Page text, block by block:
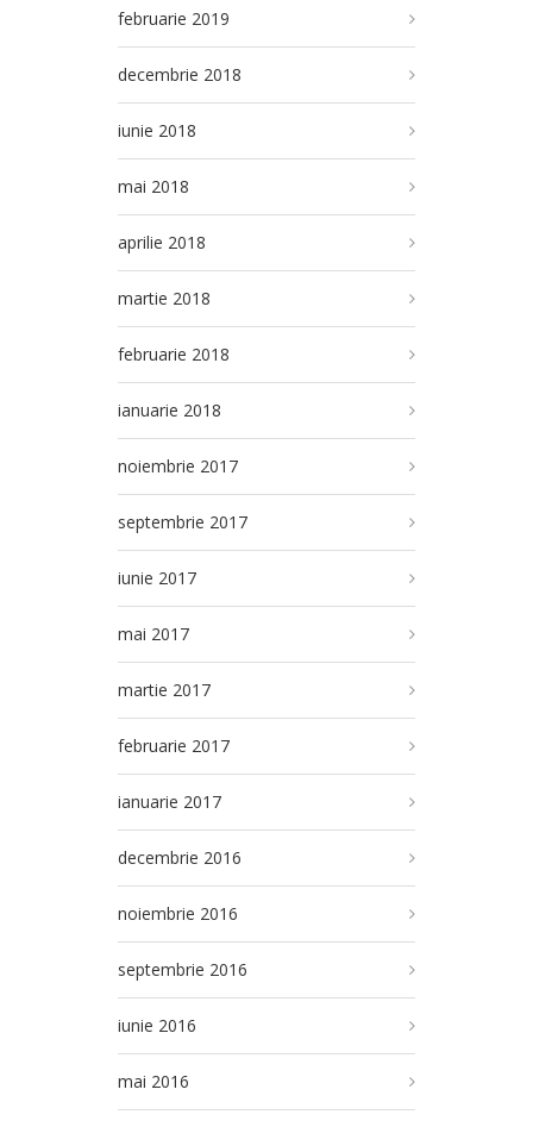
februarie 2019
decembrie 2018
iunie 2018
mai 2018
aprilie 2018
martie 2018
februarie 2018
ianuarie 2018
noiembrie 2017
septembrie 2017
iunie 2017
mai 2017
martie 2017
februarie 2017
ianuarie 2017
decembrie 2016
noiembrie 2016
septembrie 2016
iunie 2016
mai 2016